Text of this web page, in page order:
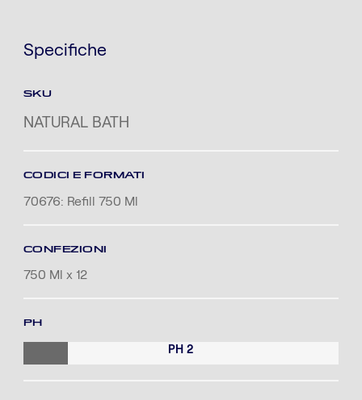
Specifiche
SKU
NATURAL BATH
CODICI E FORMATI
70676: Refill 750 Ml
CONFEZIONI
750 Ml x 12
PH
PH 2